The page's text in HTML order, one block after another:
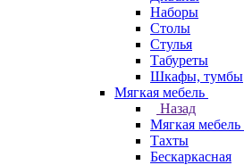
Наборы
Столы
Стулья
Табуреты
Шкафы, тумбы
Мягкая мебель
Назад
Мягкая мебель
Тахты
Бескаркасная